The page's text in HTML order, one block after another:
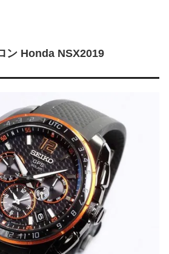
ン Honda NSX2019